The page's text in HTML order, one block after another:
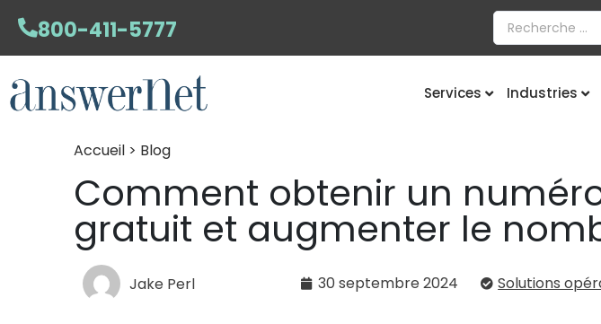
800-411-5777
Services Industries
Accueil > Blog
Comment obtenir un
gratuit et augmenter le
Jake Perl 30 septembre 2024 Solutions